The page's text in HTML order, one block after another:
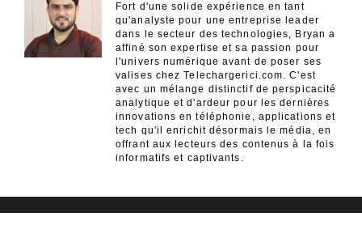
Fort d'une solide expérience en tant
qu'analyste pour une entreprise leader
dans le secteur des technologies, Bryan a
affiné son expertise et sa passion pour
l'univers numérique avant de poser ses
valises chez Telechargerici.com. C'est
avec un mélange distinctif de perspicacité
analytique et d'ardeur pour les dernières
innovations en téléphonie, applications et
tech qu'il enrichit désormais le média, en
offrant aux lecteurs des contenus à la fois
informatifs et captivants.